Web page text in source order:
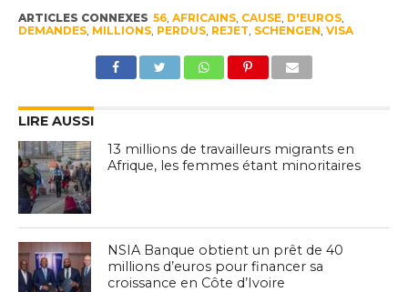
ARTICLES CONNEXES 56, AFRICAINS, CAUSE, D'EUROS,
DEMANDES, MILLIONS, PERDUS, REJET SCHENGEN VISA
LIRE AUSSI
13 millions de travailleurs migrants en
Afrique, les femmes étant minoritaires
NSIA Banque obtient un prêt de 40
millions d’euros pour financer sa
croissance en Côte d’Ivoire